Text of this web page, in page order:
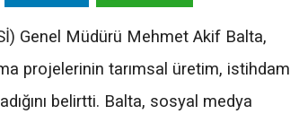
Genel Müdürü Mehmet Akif Balta,
projelerinin tarımsal üretim, istihdam
belirtti. Balta, sosyal medya